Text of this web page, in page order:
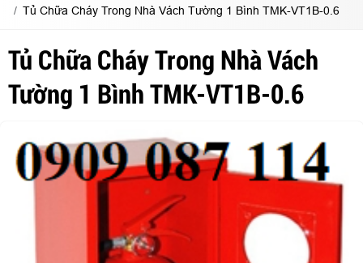
Tủ Chữa Cháy Trong Nhà Vách Tường 1 Bình TMK-VT1B-0.6
Tủ Chữa Cháy Trong Nhà Vách
Tường 1 Bình TMK-VT1B-0.6